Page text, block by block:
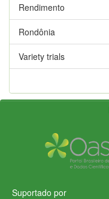
Rendimento
Rondônia
Variety trials
Suportado por